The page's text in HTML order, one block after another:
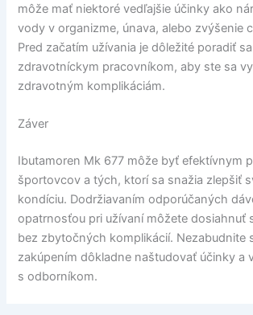
môže mať niektoré vedľajšie účinky ako
vody v organizme, únava, alebo zvýšenie
Pred začatím užívania je dôležité poradiť
zdravotníckym pracovníkom, aby ste sa
zdravotným komplikáciám.
Záver
Ibutamoren Mk 677 môže byť efektívnym
športovcov a tých, ktorí sa snažia zlepšiť
kondíciu. Dodržiavaním odporúčaných
opatrnosťou pri užívaní môžete dosiahnuť
bez zbytočných komplikácií. Nezabudnite
zakúpením dôkladne naštudovať účinky a
s odborníkom.